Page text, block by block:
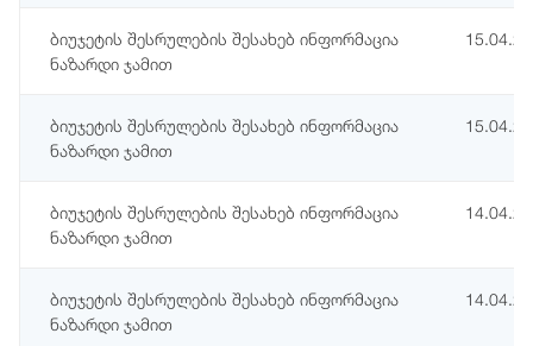
ბიუჯეტის შესრულების შესახებ ინფორმაცია
ნაზარდი ჯამით
ბიუჯეტის შესრულების შესახებ ინფორმაცია
ნაზარდი ჯამით
ბიუჯეტის შესრულების შესახებ ინფორმაცია
ნაზარდი ჯამით
ბიუჯეტის შესრულების შესახებ ინფორმაცია
ნაზარდი ჯამით